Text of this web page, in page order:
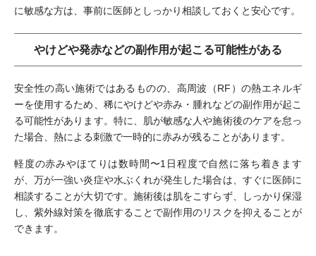
に敏感な方は、事前に医師としっかり相談しておくと安心です。
やけどや発赤などの副作用が起こる可能性がある
安全性の高い施術ではあるものの、高周波（RF）の熱エネルギ
ーを使用するため、稀にやけどや赤み・腫れなどの副作用が起こ
る可能性があります。特に、肌が敏感な人や施術後のケアを怠っ
た場合、熱による刺激で一時的に赤みが残ることがあります。
軽度の赤みやほてりは数時間〜1日程度で自然に落ち着きます
が、万が一強い炎症や水ぶくれが発生した場合は、すぐに医師に
相談することが大切です。施術後は肌をこすらず、しっかり保湿
し、紫外線対策を徹底することで副作用のリスクを抑えることが
できます。